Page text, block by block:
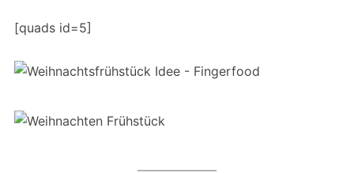
[quads id=5]